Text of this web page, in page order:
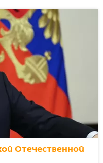
Отечественной